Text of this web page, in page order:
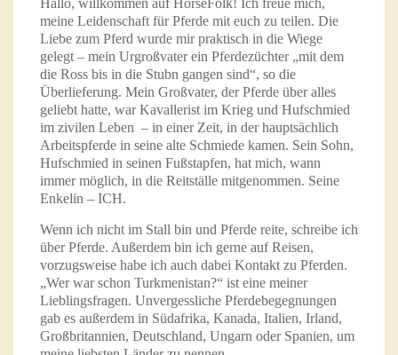
Hallo, willkommen auf HorseFolk! Ich freue mich,
meine Leidenschaft für Pferde mit euch zu teilen. Die
Liebe zum Pferd wurde mir praktisch in die Wiege
gelegt – mein Urgroßvater ein Pferdezüchter „mit dem
die Ross bis in die Stubn gangen sind“, so die
Überlieferung. Mein Großvater, der Pferde über alles
geliebt hatte, war Kavallerist im Krieg und Hufschmied
im zivilen Leben – in einer Zeit, in der hauptsächlich
Arbeitspferde in seine alte Schmiede kamen. Sein Sohn,
Hufschmied in seinen Fußstapfen, hat mich, wann
immer möglich, in die Reitställe mitgenommen. Seine
Enkelin – ICH.
Wenn ich nicht im Stall bin und Pferde reite, schreibe ich
über Pferde. Außerdem bin ich gerne auf Reisen,
vorzugsweise habe ich auch dabei Kontakt zu Pferden.
„Wer war schon Turkmenistan?“ ist eine meiner
Lieblingsfragen. Unvergessliche Pferdebegegnungen
gab es außerdem in Südafrika, Kanada, Italien, Irland,
Großbritannien, Deutschland, Ungarn oder Spanien, um